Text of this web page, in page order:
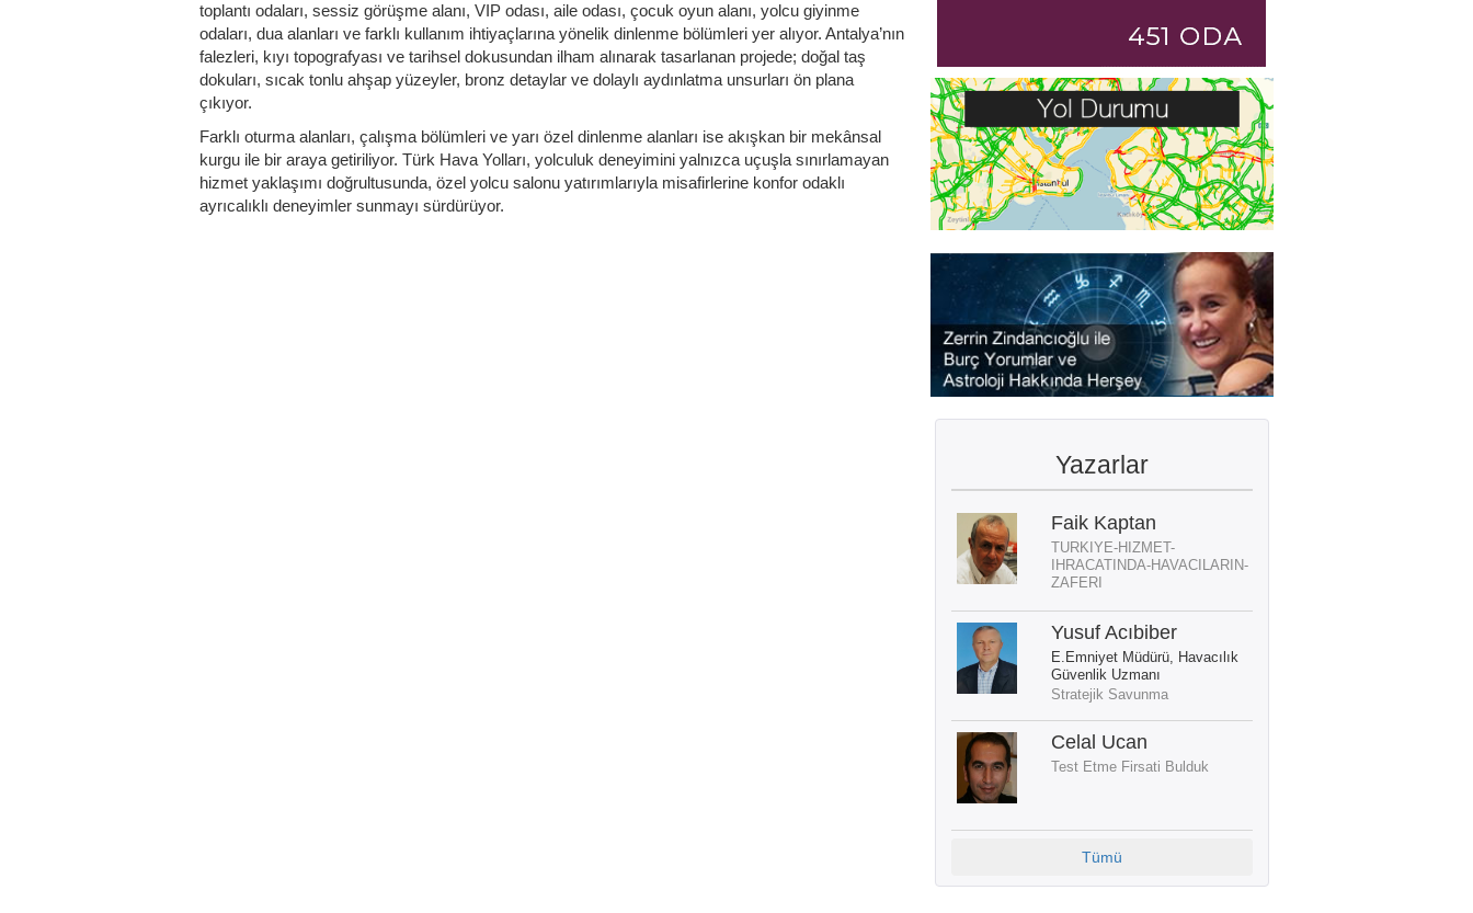
toplantı odaları, sessiz görüşme alanı, VIP odası, aile odası, çocuk oyun alanı, yolcu giyinme
odaları, dua alanları ve farklı kullanım ihtiyaçlarına yönelik dinlenme bölümleri yer alıyor. Antalya’nın
falezleri, kıyı topografyası ve tarihsel dokusundan ilham alınarak tasarlanan projede; doğal taş
dokuları, sıcak tonlu ahşap yüzeyler, bronz detaylar ve dolaylı aydınlatma unsurları ön plana
çıkıyor.
Farklı oturma alanları, çalışma bölümleri ve yarı özel dinlenme alanları ise akışkan bir mekânsal
kurgu ile bir araya getiriliyor. Türk Hava Yolları, yolculuk deneyimini yalnızca uçuşla sınırlamayan
hizmet yaklaşımı doğrultusunda, özel yolcu salonu yatırımlarıyla misafirlerine konfor odaklı
ayrıcalıklı deneyimler sunmayı sürdürüyor.
Yazarlar
Faik Kaptan
TURKIYE-HIZMET-
IHRACATINDA-HAVACILARIN-
ZAFERI
Yusuf Acıbiber
E.Emniyet Müdürü, Havacılık
Güvenlik Uzmanı
Stratejik Savunma
Celal Ucan
Test Etme Firsati Bulduk
Tümü